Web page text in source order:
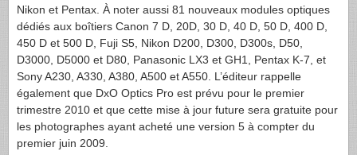
Nikon et Pentax. À noter aussi 81 nouveaux modules optiques
dédiés aux boîtiers Canon 7 D, 20D, 30 D, 40 D, 50 D, 400 D,
450 D et 500 D, Fuji S5, Nikon D200, D300, D300s, D50,
D3000, D5000 et D80, Panasonic LX3 et GH1, Pentax K-7, et
Sony A230, A330, A380, A500 et A550. L’éditeur rappelle
également que DxO Optics Pro est prévu pour le premier
trimestre 2010 et que cette mise à jour future sera gratuite pour
les photographes ayant acheté une version 5 à compter du
premier juin 2009.